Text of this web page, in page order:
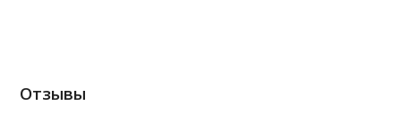
Отзывы